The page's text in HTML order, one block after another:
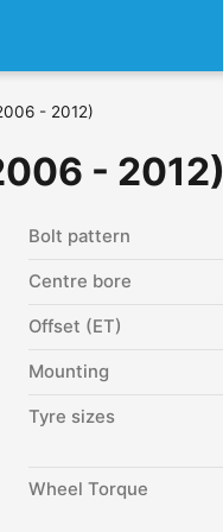
- 2012)
- 2012)
Bolt pattern
Centre bore
Offset (ET)
Mounting
Tyre sizes
Wheel Torque